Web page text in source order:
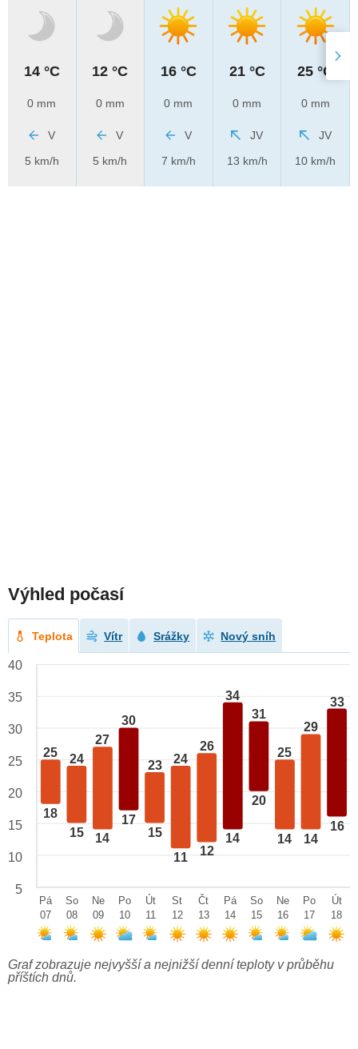
14 °C
0 mm
V
5 km/h
12 °C
0 mm
V
5 km/h
16 °C
0 mm
V
7 km/h
21 °C
0 mm
JV
13 km/h
25 °C
0 mm
JV
10 km/h
Výhled počasí
Teplota Vítr Srážky Nový sníh
25
18
24
15
27
14
30
17
23
15
24
11
26
12
34
14
31
20
25
14
29
14
33
16
40
35
30
25
20
15
10
5
Pá
07
So
08
Ne
09
Po
10
Út
11
St
12
Čt
13
Pá
14
So
15
Ne
16
Po
17
Út
18
Graf zobrazuje nejvyšší a nejnižší denní teploty v průběhu
příštích dnů.